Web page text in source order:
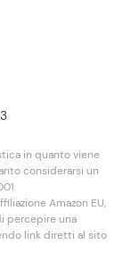
in quanto viene
considerarsi un
Amazon EU,
percepire una
link diretti al sito